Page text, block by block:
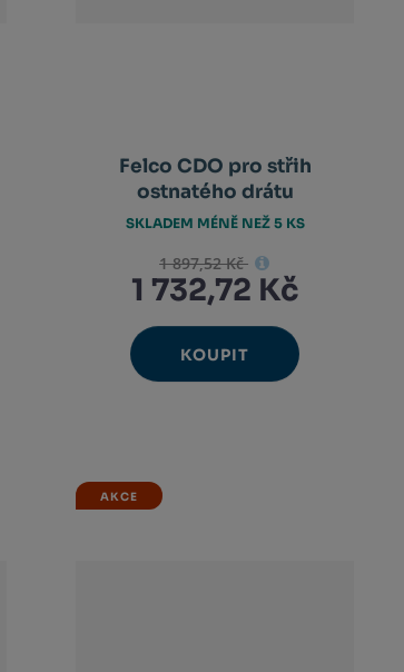
Felco CDO pro střih
ostnatého drátu
1 897,52 Kč
1 732,72 Kč
Změnit
Navýšit
množství
Snížit
Ks
KOUPIT
SKLADEM MÉNĚ NEŽ 5 KS
AKCE